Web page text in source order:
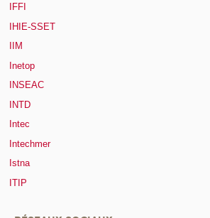
IFFI
IHIE-SSET
IIM
Inetop
INSEAC
INTD
Intec
Intechmer
Istna
ITIP